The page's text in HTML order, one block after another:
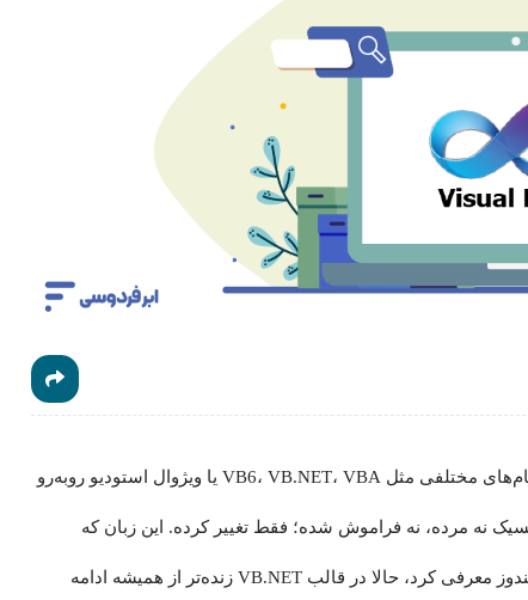
را جستجو کرده‌اید، احتمالاً با نام‌های مختلفی مثل VB6، VB.NET، VBA یا ویژوال استودیو روبه‌رو
نه مرده، نه فراموش شده؛ فقط تغییر کرده. این زبان که
مایکروسافت در سال ۱۹۹۱ برای ساده‌تر کردن برنامه‌نویسی ویندوز معرفی کرد، حالا در قالب VB.NET زنده‌تر از همیشه ادامه